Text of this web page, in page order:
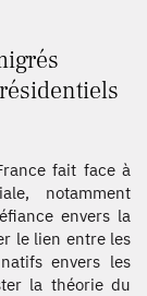
fait face à
notamment
envers la
le lien entre les
envers les
la théorie du